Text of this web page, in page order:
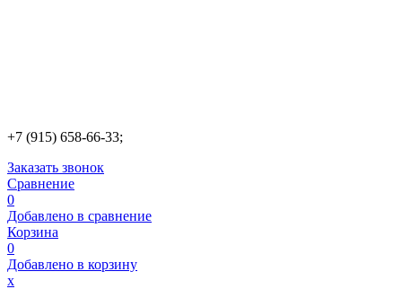
+7 (915) 658-66-33;
Заказать звонок
Сравнение
0
Добавлено в сравнение
Корзина
0
Добавлено в корзину
х